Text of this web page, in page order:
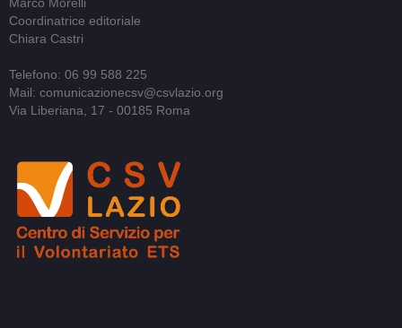
Marco Morelli
Coordinatrice editoriale
Chiara Castri
Telefono: 06 99 588 225
Mail: comunicazionecsv@csvlazio.org
Via Liberiana, 17 - 00185 Roma